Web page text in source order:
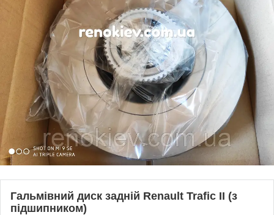
Гальмівний диск задній Renault Trafic II (з
підшипником)